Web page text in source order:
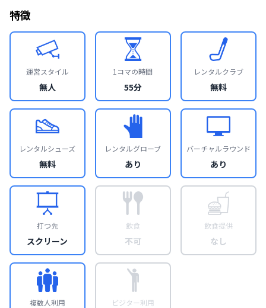
特徴
運営スタイル
無人
1コマの時間
55分
レンタルクラブ
無料
レンタルシューズ
無料
レンタルグローブ
あり
バーチャルラウンド
あり
打つ先
スクリーン
飲食
不可
飲食提供
なし
複数人利用 ビジター利用